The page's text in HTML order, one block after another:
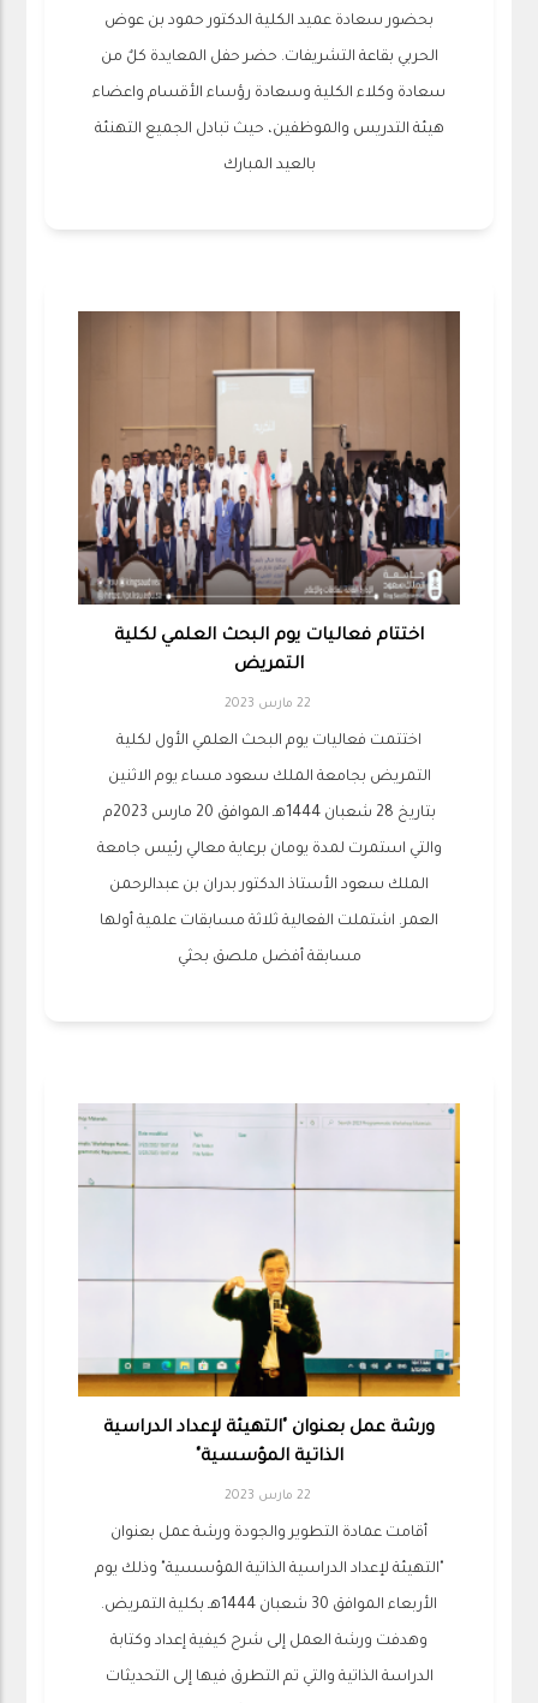
بحضور سعادة عميد الكلية الدكتور حمود بن عوض
الحربي بقاعة التشريفات. حضر حفل المعايدة كلٌ من
سعادة وكلاء الكلية وسعادة رؤساء الأقسام واعضاء
هيئة التدريس والموظفين، حيث تبادل الجميع التهنئة
بالعيد المبارك
اختتام فعاليات يوم البحث العلمي لكلية
التمريض
22 مارس 2023
اختتمت فعاليات يوم البحث العلمي الأول لكلية
التمريض بجامعة الملك سعود مساء يوم الاثنين
بتاريخ 28 شعبان 1444هـ الموافق 20 مارس 2023م
والتي استمرت لمدة يومان برعاية معالي رئيس جامعة
الملك سعود الأستاذ الدكتور بدران بن عبدالرحمن
العمر. اشتملت الفعالية ثلاثة مسابقات علمية أولها
مسابقة أفضل ملصق بحثي
ورشة عمل بعنوان "التهيئة لإعداد الدراسية
الذاتية المؤسسية"
22 مارس 2023
أقامت عمادة التطوير والجودة ورشة عمل بعنوان
"التهيئة لإعداد الدراسية الذاتية المؤسسية" وذلك يوم
الأربعاء الموافق 30 شعبان 1444هـ بكلية التمريض.
وهدفت ورشة العمل إلى شرح كيفية إعداد وكتابة
الدراسة الذاتية والتي تم التطرق فيها إلى التحديثات